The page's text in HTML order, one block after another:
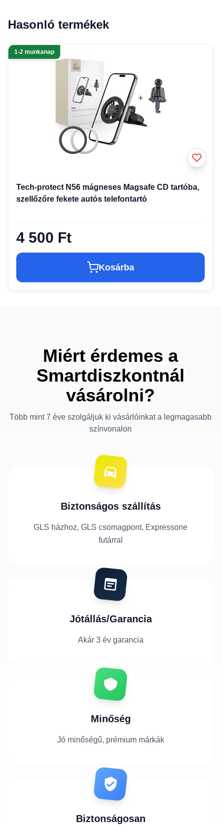
Hasonló termékek
1-2 munkanap
Tech-protect N56 mágneses Magsafe CD tartóba,
szellőzőre fekete autós telefontartó
4 500 Ft
Kosárba
Miért érdemes a
Smartdiszkontnál
vásárolni?
Több mint 7 éve szolgáljuk ki vásárlóinkat a legmagasabb
színvonalon
Biztonságos szállítás
GLS házhoz, GLS csomagpont, Expressone
futárral
Jótállás/Garancia
Akár 3 év garancia
Minőség
Jó minőségű, prémium márkák
Biztonságosan